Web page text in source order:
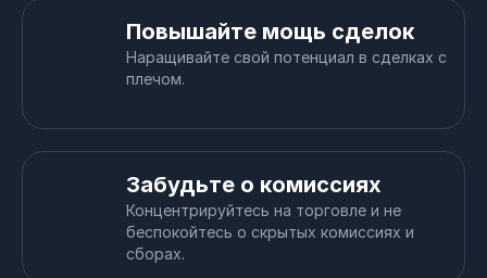
Повышайте мощь сделок
Наращивайте свой потенциал в сделках с
плечом.
Забудьте о комиссиях
Концентрируйтесь на торговле и не
беспокойтесь о скрытых комиссиях и
сборах.